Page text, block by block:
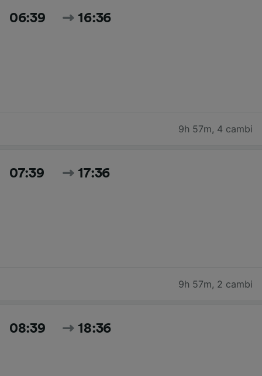
06:39 16:36
9h 57m, 4 cambi
07:39 17:36
9h 57m, 2 cambi
08:39 18:36